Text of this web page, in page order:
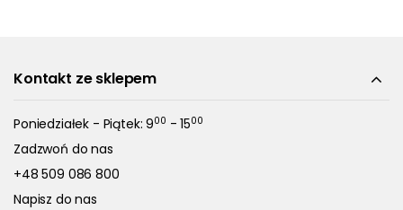
Kontakt ze sklepem
Poniedziałek - Piątek: 900 - 1500
Zadzwoń do nas
+48 509 086 800
Napisz do nas